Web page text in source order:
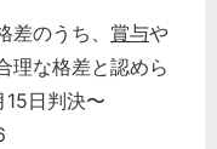
差のうち、 賞与や
理な格差と認めら
日判決〜